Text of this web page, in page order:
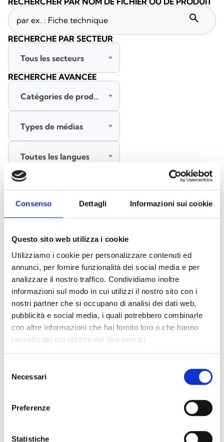
Consenso Dettagli Informazioni sui cookie
Questo sito web utilizza i cookie
Utilizziamo i cookie per personalizzare contenuti ed
annunci, per fornire funzionalità dei social media e per
analizzare il nostro traffico. Condividiamo inoltre
informazioni sul modo in cui utilizzi il nostro sito con i
nostri partner che si occupano di analisi dei dati web,
pubblicità e social media, i quali potrebbero combinarle
con altre informazioni che hai fornito loro o che hanno
raccolto dal tuo utilizzo dei loro servizi.
delNecessari
Preferenze
Statistiche
Accessoires pour socles EB00 - Matériaux (47)
Accessoires pour les tests des détecteurs -
Matériaux(6)
Accessoires pour détecteurs Enea - Matériaux (35)
Accessoires Senseware
Accessoires de la série Industrial - Matériaux(17)
Documents(6992)
Tout sélectionner
marqués par une icône lock
search
RECHERCHE PAR SECTEUR
Tous les secteurs
RECHERCHE AVANCÉE
Catégories de produits
Types de médias
Toutes les langues
RECHERCHER
EFFACER LES FILTRES